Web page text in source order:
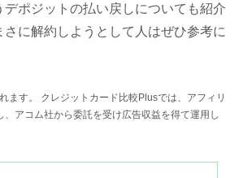
デポジットの払い戻しについても紹介
さに解約しようとして人はぜひ参考に
ます。 クレジットカード比較Plusでは、アフィリ
、アコム社から委託を受け広告収益を得て運用し